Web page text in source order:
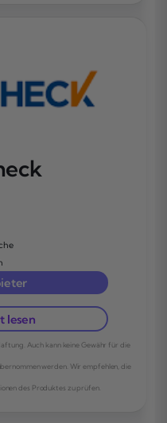
lesen
Auch kann keine Gewähr für die
werden. Wir empfehlen, die
des Produktes zu prüfen.